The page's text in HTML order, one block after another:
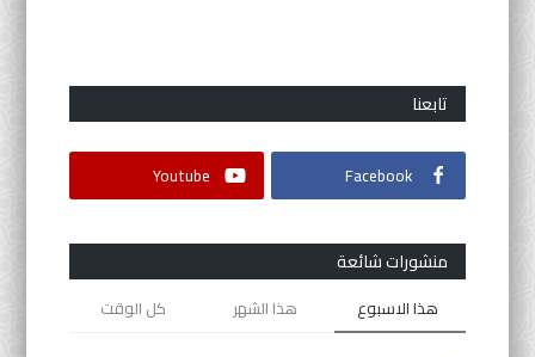
أنشطة موازية
Français
تابعنا
Facebook
Youtube
منشورات شائعة
هذا الاسبوع هذا الشهر كل الوقت